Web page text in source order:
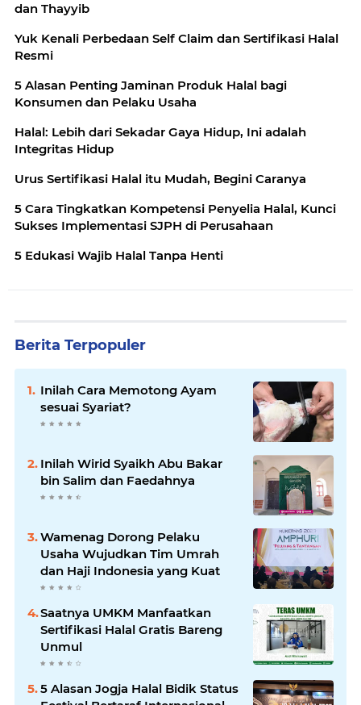
dan Thayyib
Yuk Kenali Perbedaan Self Claim dan Sertifikasi Halal
Resmi
5 Alasan Penting Jaminan Produk Halal bagi
Konsumen dan Pelaku Usaha
Halal: Lebih dari Sekadar Gaya Hidup, Ini adalah
Integritas Hidup
Urus Sertifikasi Halal itu Mudah, Begini Caranya
5 Cara Tingkatkan Kompetensi Penyelia Halal, Kunci
Sukses Implementasi SJPH di Perusahaan
5 Edukasi Wajib Halal Tanpa Henti
Berita Terpopuler
Inilah Cara Memotong Ayam
sesuai Syariat?
Inilah Wirid Syaikh Abu Bakar
bin Salim dan Faedahnya
Wamenag Dorong Pelaku
Usaha Wujudkan Tim Umrah
dan Haji Indonesia yang Kuat
Saatnya UMKM Manfaatkan
Sertifikasi Halal Gratis Bareng
Unmul
5 Alasan Jogja Halal Bidik Status